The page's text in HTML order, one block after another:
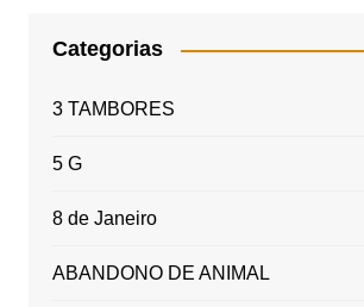
Categorias
3 TAMBORES
5 G
8 de Janeiro
ABANDONO DE ANIMAL